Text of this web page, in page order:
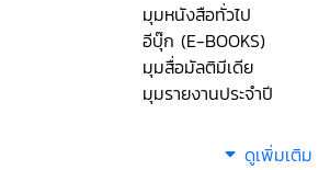
มุมหนังสือทั่วไป
อีบุ๊ก (E-BOOKS)
มุมสื่อมัลติมีเดีย
มุมรายงานประจำปี
ดูเพิ่มเติม